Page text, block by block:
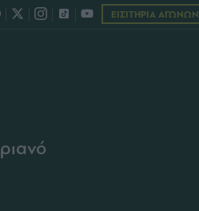
ΕΙΣΙΤΗΡΙΑ ΑΓΩΝΩΝ